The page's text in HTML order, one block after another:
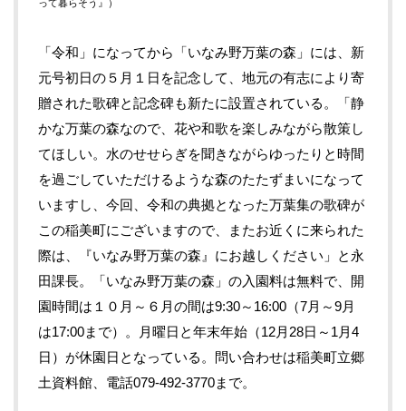
って暮らそう』）
「令和」になってから「いなみ野万葉の森」には、新
元号初日の５月１日を記念して、地元の有志により寄
贈された歌碑と記念碑も新たに設置されている。「静
かな万葉の森なので、花や和歌を楽しみながら散策し
てほしい。水のせせらぎを聞きながらゆったりと時間
を過ごしていただけるような森のたたずまいになって
いますし、今回、令和の典拠となった万葉集の歌碑が
この稲美町にございますので、またお近くに来られた
際は、『いなみ野万葉の森』にお越しください」と永
田課長。「いなみ野万葉の森」の入園料は無料で、開
園時間は１０月～６月の間は9:30～16:00（7月～9月
は17:00まで）。月曜日と年末年始（12月28日～1月4
日）が休園日となっている。問い合わせは稲美町立郷
土資料館、電話079-492-3770まで。